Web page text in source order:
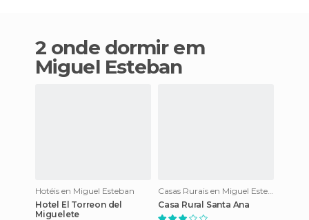
2 onde dormir em
Miguel Esteban
Hotéis en Miguel Esteban
Hotel El Torreon del
Miguelete
Casa Rural Santa Ana